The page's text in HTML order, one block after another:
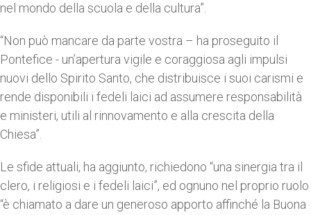
nel mondo della scuola e della cultura”.
“Non può mancare da parte vostra – ha proseguito il
Pontefice - un’apertura vigile e coraggiosa agli impulsi
nuovi dello Spirito Santo, che distribuisce i suoi carismi e
rende disponibili i fedeli laici ad assumere responsabilità
e ministeri, utili al rinnovamento e alla crescita della
Chiesa”.
Le sfide attuali, ha aggiunto, richiedono “una sinergia tra il
clero, i religiosi e i fedeli laici”, ed ognuno nel proprio ruolo
“è chiamato a dare un generoso apporto affinché la Buona